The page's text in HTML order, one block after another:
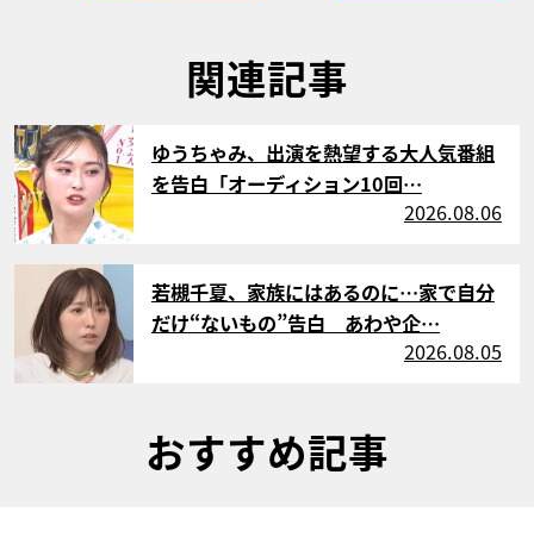
関連記事
サムネイル
ゆうちゃみ、出演を熱望する大人気番組
を告白「オーディション10回…
2026.08.06
サムネイル
若槻千夏、家族にはあるのに…家で自分
だけ“ないもの”告白 あわや企…
2026.08.05
おすすめ記事